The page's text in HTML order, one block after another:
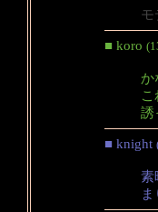
モ
■ koro
か
誘
■ knight
素
ま